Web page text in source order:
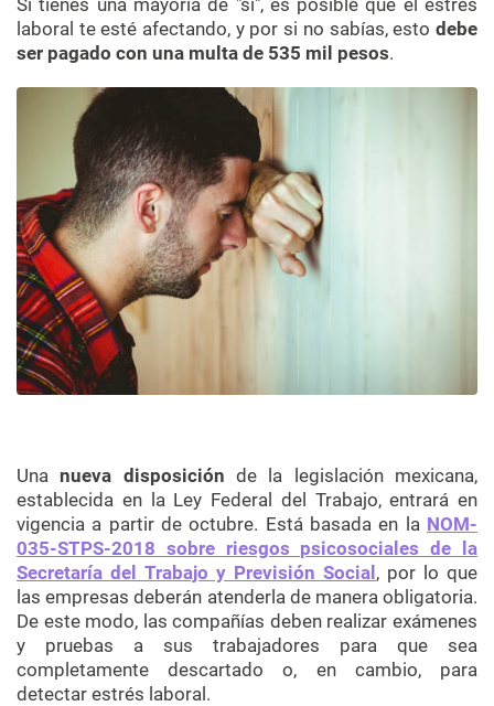
Si tienes una mayoría de "sí", es posible que el estrés
laboral te esté afectando, y por si no sabías, esto debe
ser pagado con una multa de 535 mil pesos.
Unanueva disposición de la
legislación mexicana,
establecida en la Ley Federal del Trabajo, entrará en
vigencia a partir de octubre. Está basada en la NOM-
035-STPS-2018 sobre riesgos psicosociales de la
Secretaría del Trabajo y Previsión Social, por lo que
las empresas deberán atenderla de manera obligatoria.
De este modo, las compañías deben realizar exámenes
y pruebas a sus trabajadores para que sea
completamente descartado o, en cambio, para
detectar estrés laboral.